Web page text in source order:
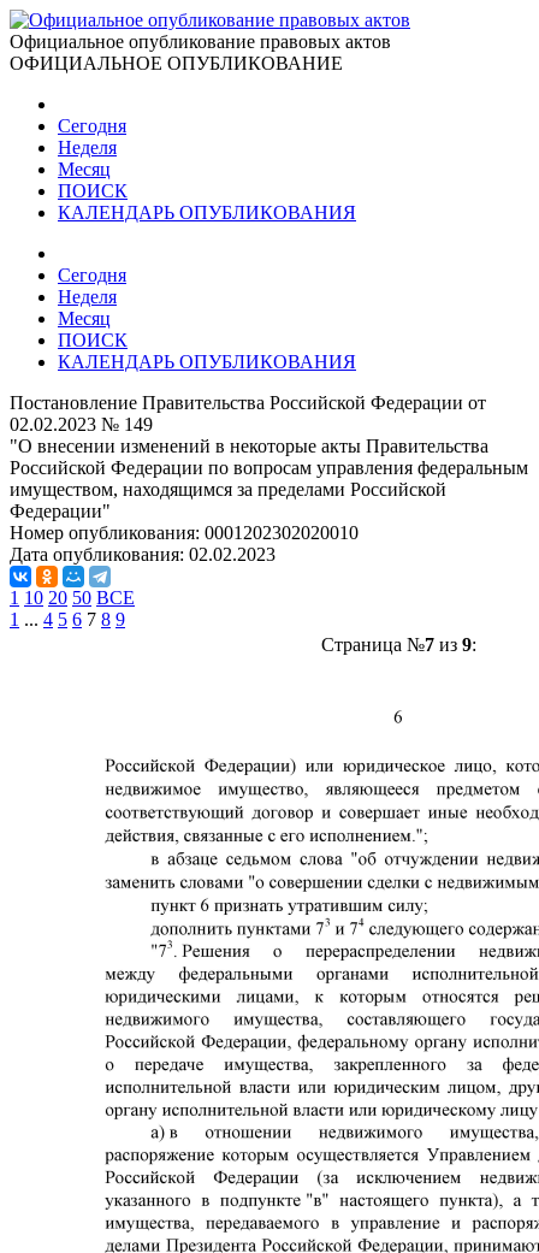
Официальное опубликование правовых актов
ОФИЦИАЛЬНОЕ ОПУБЛИКОВАНИЕ
Сегодня
Неделя
Месяц
ПОИСК
КАЛЕНДАРЬ ОПУБЛИКОВАНИЯ
Сегодня
Неделя
Месяц
ПОИСК
КАЛЕНДАРЬ ОПУБЛИКОВАНИЯ
Постановление Правительства Российской Федерации от
02.02.2023 № 149
"О внесении изменений в некоторые акты Правительства
Российской Федерации по вопросам управления федеральным
имуществом, находящимся за пределами Российской
Федерации"
Номер опубликования: 0001202302020010
Дата опубликования: 02.02.2023
1 10 20 50 ВСЕ
1 ... 4 5 6 7 8 9
Страница №7из 9: